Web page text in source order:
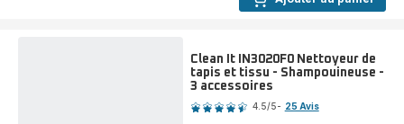
tissu
Shampouineuse
Clean It IN3020F0 Nettoyeur de
tapis et tissu - Shampouineuse -
3 accessoires
Note
4.5/5- 25 Avis